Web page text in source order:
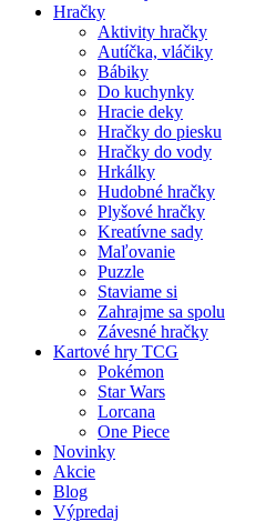
Hračky
Aktivity hračky
Autíčka, vláčiky
Bábiky
Do kuchynky
Hracie deky
Hračky do piesku
Hračky do vody
Hrkálky
Hudobné hračky
Plyšové hračky
Kreatívne sady
Maľovanie
Puzzle
Staviame si
Zahrajme sa spolu
Závesné hračky
Kartové hry TCG
Pokémon
Star Wars
Lorcana
One Piece
Novinky
Akcie
Blog
Výpredaj